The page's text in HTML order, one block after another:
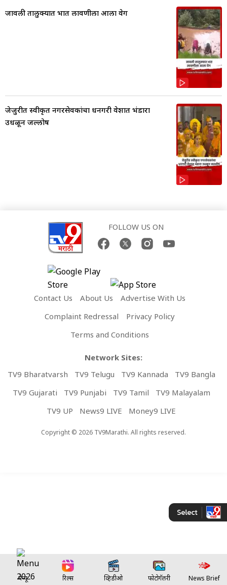
जावली तालुक्यात भात लावणीला आला वेग
जेजुरीत स्वीकृत नगरसेवकांचा धनगरी वेशात भंडारा
उधळून जल्लोष
FOLLOW US ON
Contact Us About Us
Advertise With Us
Complaint Redressal
Privacy Policy
Terms and Conditions
Network Sites:
TV9 Bharatvarsh
TV9 Telugu TV9 Kannada
TV9 Bangla
TV9 Gujarati
TV9 Punjabi TV9 Tamil
TV9 Malayalam
TV9 UP
News9 LIVE Money9 LIVE
Copyright © 2026 TV9Marathi. All rights reserved.
मेन्यू रिल्स व्हिडीओ फोटोगॅलरी News Brief